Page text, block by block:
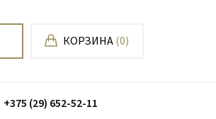
КОРЗИНА (0)
+375 (29) 652-52-11